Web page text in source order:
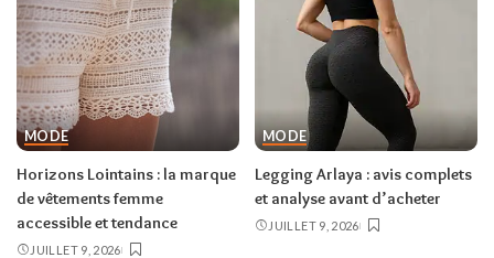
MODE
Horizons Lointains : la marque
de vêtements femme
accessible et tendance
JUILLET 9, 2026
MODE
Legging Arlaya : avis complets
et analyse avant d’acheter
JUILLET 9, 2026